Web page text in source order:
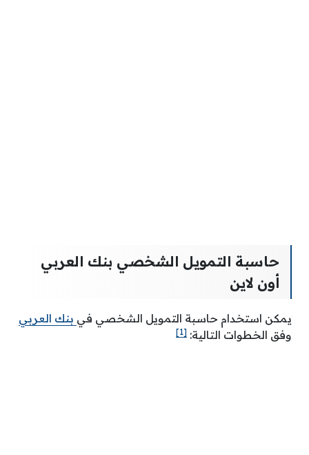
حاسبة التمويل الشخصي بنك العربي
أون لاين
يمكن استخدام حاسبة التمويل الشخصي في بنك العربي
وفق الخطوات التالية: [1]